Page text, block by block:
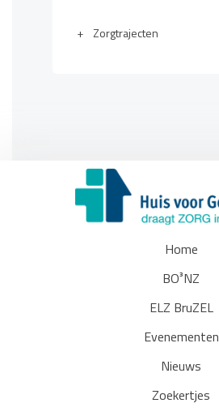
+ Zorgtrajecten
Home
BO³NZ
ELZ BruZEL
Evenementen
Nieuws
Zoekertjes